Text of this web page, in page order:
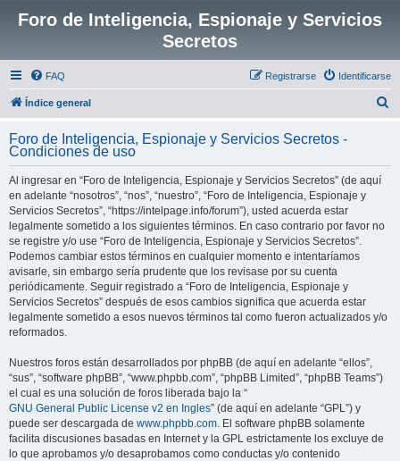
Foro de Inteligencia, Espionaje y Servicios
Secretos
FAQ Identificarse
Registrarse
Índice general
c
Foro de Inteligencia, Espionaje y Servicios Secretos -
Condiciones de uso
Al ingresar en “Foro de Inteligencia, Espionaje y Servicios Secretos” (de aquí
en adelante “nosotros”, “nos”, “nuestro”, “Foro de Inteligencia, Espionaje y
Servicios Secretos”, “https://intelpage.info/forum”), usted acuerda estar
legalmente sometido a los siguientes términos. En caso contrario por favor no
se registre y/o use “Foro de Inteligencia, Espionaje y Servicios Secretos”.
Podemos cambiar estos términos en cualquier momento e intentaríamos
avisarle, sin embargo sería prudente que los revisase por su cuenta
periódicamente. Seguir registrado a “Foro de Inteligencia, Espionaje y
Servicios Secretos” después de esos cambios significa que acuerda estar
legalmente sometido a esos nuevos términos tal como fueron actualizados y/o
reformados.
Nuestros foros están desarrollados por phpBB (de aquí en adelante “ellos”,
“sus”, “software phpBB”, “www.phpbb.com”, “phpBB Limited”, “phpBB Teams”)
el cual es una solución de foros liberada bajo la “
GNU General Public License v2 en Ingles” (de aquí en adelante “GPL”) y
puede ser descargada de www.phpbb.com. El software phpBB solamente
facilita discusiones basadas en Internet y la GPL estrictamente los excluye de
lo que aprobamos y/o desaprobamos como conductas y/o contenido